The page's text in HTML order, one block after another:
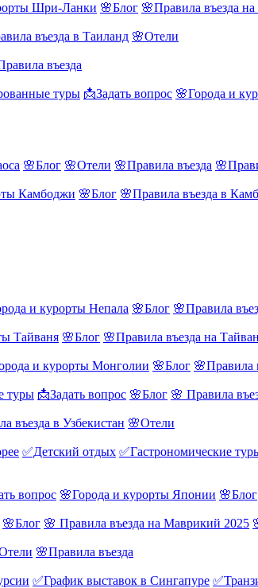
Шри-Ланки 🌸Блог 🌸Правила въезда
въезда в Таиланд 🌸Отели
въезда
туры 📩Задать вопрос 🌸Города и
🌸Блог 🌸Отели 🌸Правила въезда
Камбоджи 🌸Блог 🌸Правила въезда в
и курорты Непала 🌸Блог 🌸Правила
Тайваня 🌸Блог 🌸Правила въезда на
и курорты Монголии 🌸Блог 🌸Правила
туры 📩Задать вопрос 🌸Блог 🌸 Правила
въезда в Узбекистан 🌸Отели
✅Детский отдых ✅Гастрономические
вопрос 🌸Города и курорты Японии 🌸Блог
🌸Блог 🌸 Правила въезда на Маврикий 2025
🌸Правила въезда
✅График выставок в Сингапуре